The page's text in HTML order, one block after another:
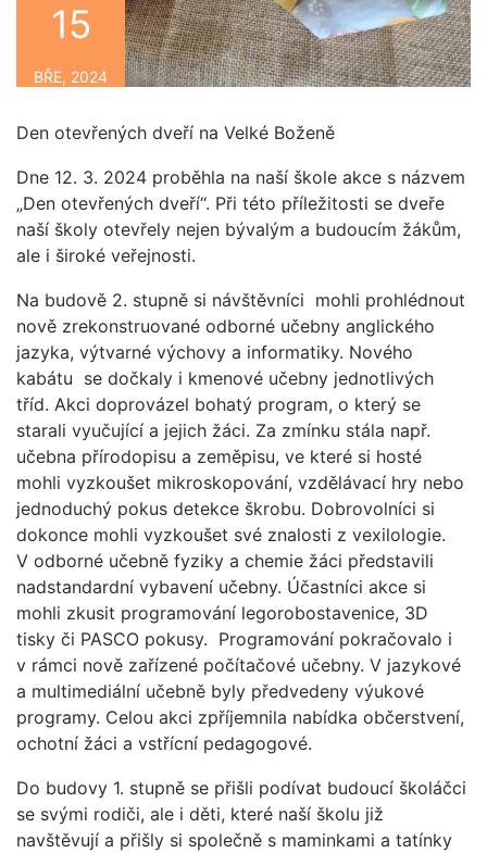
15
BŘE, 2024
Den otevřených dveří na Velké Boženě
Dne 12. 3. 2024 proběhla na naší škole akce s názvem
„Den otevřených dveří“. Při této příležitosti se dveře
naší školy otevřely nejen bývalým a budoucím žákům,
ale i široké veřejnosti.
Na budově 2. stupně si návštěvníci mohli prohlédnout
nově zrekonstruované odborné učebny anglického
jazyka, výtvarné výchovy a informatiky. Nového
kabátu se dočkaly i kmenové učebny jednotlivých
tříd. Akci doprovázel bohatý program, o který se
starali vyučující a jejich žáci. Za zmínku stála např.
učebna přírodopisu a zeměpisu, ve které si hosté
mohli vyzkoušet mikroskopování, vzdělávací hry nebo
jednoduchý pokus detekce škrobu. Dobrovolníci si
dokonce mohli vyzkoušet své znalosti z vexilologie.
V odborné učebně fyziky a chemie žáci představili
nadstandardní vybavení učebny. Účastníci akce si
mohli zkusit programování legorobostavenice, 3D
tisky či PASCO pokusy. Programování pokračovalo i
v rámci nově zařízené počítačové učebny. V jazykové
a multimediální učebně byly předvedeny výukové
programy. Celou akci zpříjemnila nabídka občerstvení,
ochotní žáci a vstřícní pedagogové.
Do budovy 1. stupně se přišli podívat budoucí školáčci
se svými rodiči, ale i děti, které naší školu již
navštěvují a přišly si společně s maminkami a tatínky